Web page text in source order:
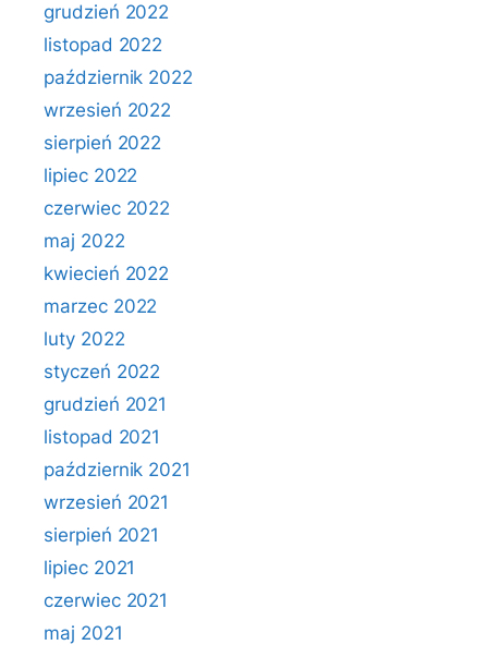
grudzień 2022
listopad 2022
październik 2022
wrzesień 2022
sierpień 2022
lipiec 2022
czerwiec 2022
maj 2022
kwiecień 2022
marzec 2022
luty 2022
styczeń 2022
grudzień 2021
listopad 2021
październik 2021
wrzesień 2021
sierpień 2021
lipiec 2021
czerwiec 2021
maj 2021